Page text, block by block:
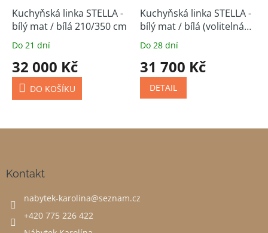
Kuchyňská linka STELLA -
bílý mat / bílá 210/350 cm
Do 21 dní
32 000 Kč
DO KOŠÍKU
Kuchyňská linka STELLA -
bílý mat / bílá (volitelná
sestava)
Do 28 dní
31 700 Kč
DETAIL
Kontakt
nabytek-karolina@seznam.cz
+420 775 226 422